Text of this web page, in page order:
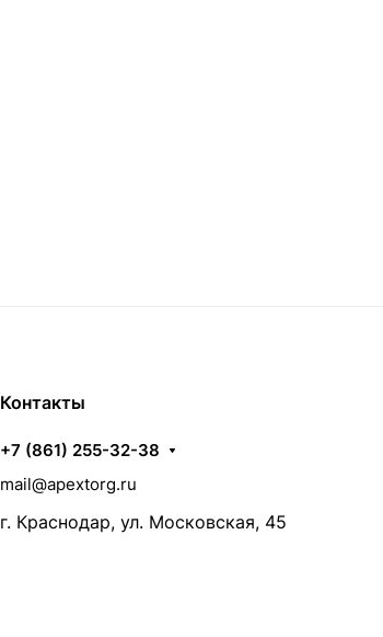
Контакты
+7 (861) 255-32-38
mail@apextorg.ru
г. Краснодар, ул. Московская, 45